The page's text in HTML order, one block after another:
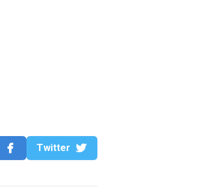
Twitter